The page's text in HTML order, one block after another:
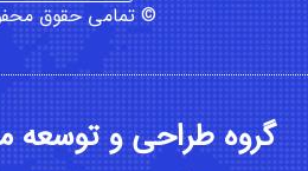
© تمامی حقوق
گروه طراحی و توسعه